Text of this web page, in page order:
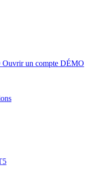
Ouvrir un compte DÉMO